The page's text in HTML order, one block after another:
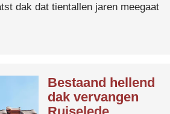
dak dat tientallen jaren meegaat
Bestaand hellend
dak vervangen